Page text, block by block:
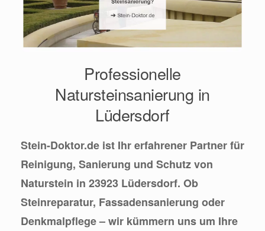
Professionelle
Natursteinsanierung in
Lüdersdorf
Stein-Doktor.de ist Ihr erfahrener Partner für
Reinigung, Sanierung und Schutz von
Naturstein in 23923 Lüdersdorf. Ob
Steinreparatur, Fassadensanierung oder
Denkmalpflege – wir kümmern uns um Ihre